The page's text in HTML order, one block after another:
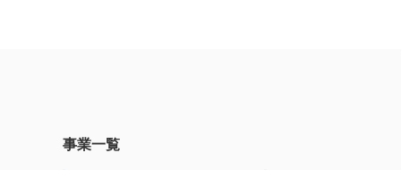
事業一覧